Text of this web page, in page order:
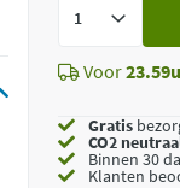
Voor23.59u
Gratis
CO2
Binnen 30
Klanten